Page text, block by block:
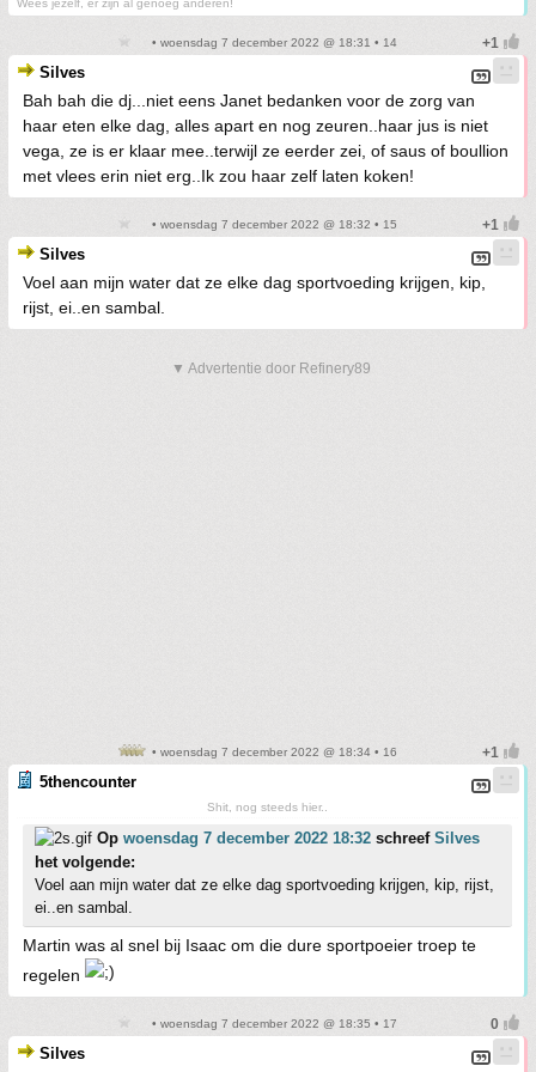
Wees jezelf, er zijn al genoeg anderen!
• woensdag 7 december 2022 @ 18:31 • 14
Silves
Bah bah die dj...niet eens Janet bedanken voor de zorg van
haar eten elke dag, alles apart en nog zeuren..haar jus is niet
vega, ze is er klaar mee..terwijl ze eerder zei, of saus of boullion
met vlees erin niet erg..Ik zou haar zelf laten koken!
• woensdag 7 december 2022 @ 18:32 • 15
Silves
Voel aan mijn water dat ze elke dag sportvoeding krijgen, kip,
rijst, ei..en sambal.
▼ Advertentie door Refinery89
• woensdag 7 december 2022 @ 18:34 • 16
5thencounter
Shit, nog steeds hier..
Op woensdag 7 december 2022 18:32 schreef Silves
het volgende:
Voel aan mijn water dat ze elke dag sportvoeding krijgen, kip, rijst,
ei..en sambal.
Martin was al snel bij Isaac om die dure sportpoeier troep te
regelen
• woensdag 7 december 2022 @ 18:35 • 17
Silves